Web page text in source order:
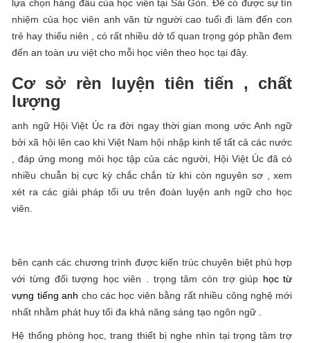
lựa chọn hàng đầu của học viên tại Sài Gòn. Để có được sự tín
nhiệm của học viên anh văn từ người cao tuổi đi làm đến con
trẻ hay thiếu niên , có rất nhiều dở tố quan trọng góp phần đem
đến an toàn ưu việt cho mỗi học viên theo học tại đây.
Cơ sở rèn luyện tiên tiến , chất
lượng
anh ngữ Hội Việt Úc ra đời ngay thời gian mong ước Anh ngữ
bởi xã hội lên cao khi Việt Nam hội nhập kinh tế tất cả các nước
, đáp ứng mong mỏi học tập của các người, Hội Việt Úc đã có
nhiều chuẫn bị cực kỳ chắc chắn từ khi còn nguyên sơ , xem
xét ra các giải pháp tối ưu trên đoàn luyện anh ngữ cho học
viên.
bên cạnh các chương trình được kiến trúc chuyên biệt phù hợp
với từng đối tượng học viên . trọng tâm còn trợ giúp học từ
vựng tiếng anh cho các học viên bằng rất nhiều công nghệ mới
nhất nhằm phát huy tối đa khả năng sáng tạo ngôn ngữ .
Hệ thống phòng học, trang thiết bị nghe nhìn tại trọng tâm trợ